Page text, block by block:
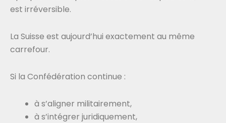
est irréversible.
La Suisse est aujourd’hui exactement au même
carrefour.
Si la Confédération continue :
à s’aligner militairement,
à s’intégrer juridiquement,